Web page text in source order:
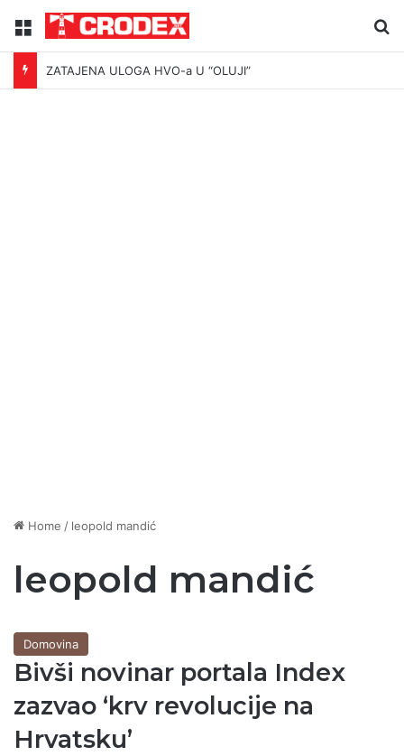
Menu
ZATAJENA ULOGA HVO-a U “OLUJI”
Home / leopold mandić
leopold mandić
Domovina
Bivši novinar portala Index
zazvao ‘krv revolucije na
Hrvatsku’